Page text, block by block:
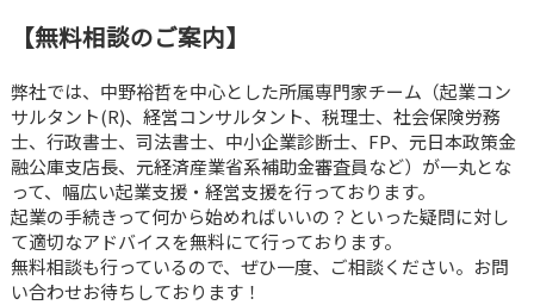
【無料相談のご案内】
弊社では、中野裕哲を中心とした所属専門家チーム（起業コン
サルタント(R)、経営コンサルタント、税理士、社会保険労務
士、行政書士、司法書士、中小企業診断士、FP、元日本政策金
融公庫支店長、元経済産業省系補助金審査員など）が一丸とな
って、幅広い起業支援・経営支援を行っております。
起業の手続きって何から始めればいいの？といった疑問に対し
て適切なアドバイスを無料にて行っております。
無料相談も行っているので、ぜひ一度、ご相談ください。お問
い合わせお待ちしております！